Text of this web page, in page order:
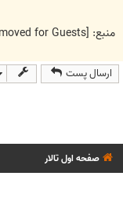
منبع: [External Link Removed for Guests]
ارسال پست
صفحه اول تالار